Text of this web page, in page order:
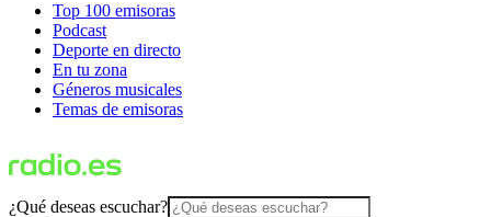
Top 100 emisoras
Podcast
Deporte en directo
En tu zona
Géneros musicales
Temas de emisoras
¿Qué deseas escuchar?